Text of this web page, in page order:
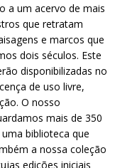
a um acervo de mais
que retratam
e marcos que
dois séculos. Este
disponibilizadas no
de uso livre,
O nosso
mais de 350
biblioteca que
a nossa coleção
edições iniciais